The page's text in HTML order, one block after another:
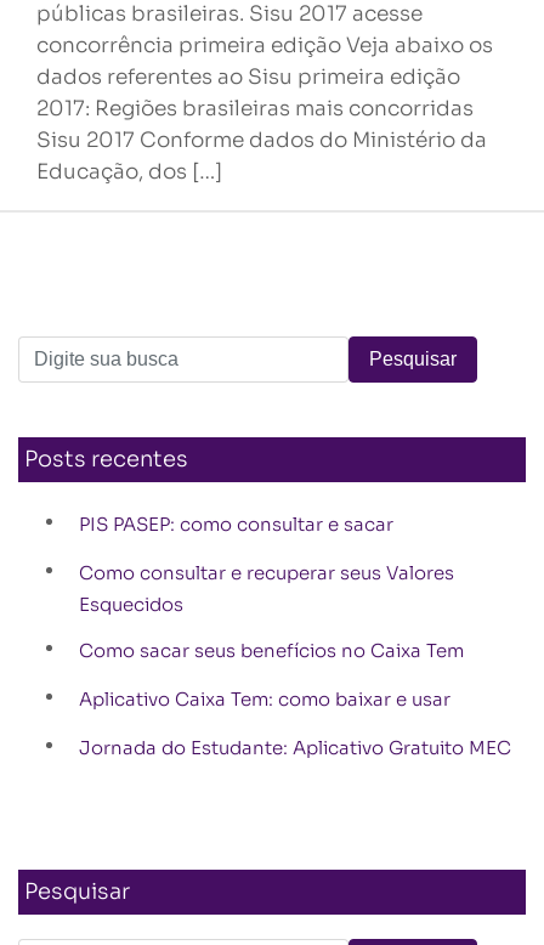
públicas brasileiras. Sisu 2017 acesse
concorrência primeira edição Veja abaixo os
dados referentes ao Sisu primeira edição
2017: Regiões brasileiras mais concorridas
Sisu 2017 Conforme dados do Ministério da
Educação, dos […]
Posts recentes
PIS PASEP: como consultar e sacar
Como consultar e recuperar seus Valores
Esquecidos
Como sacar seus benefícios no Caixa Tem
Aplicativo Caixa Tem: como baixar e usar
Jornada do Estudante: Aplicativo Gratuito MEC
Pesquisar